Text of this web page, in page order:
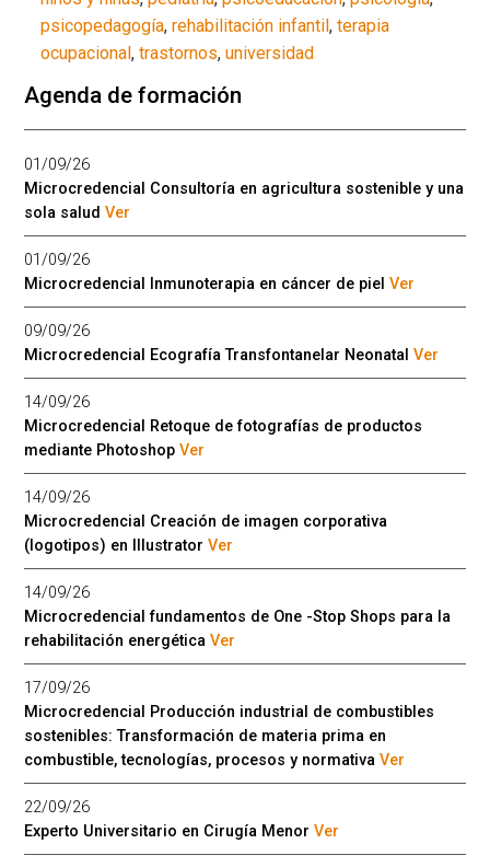
psicopedagogía,rehabilitación infantil,terapia
ocupacional,trastornos,universidad
Agenda de formación
01/09/26
Microcredencial Consultoría en agricultura sostenible y una
sola saludVer
01/09/26
Microcredencial Inmunoterapia en cáncer de pielVer
09/09/26
Microcredencial Ecografía Transfontanelar NeonatalVer
14/09/26
Microcredencial Retoque de fotografías de productos
mediante PhotoshopVer
14/09/26
Microcredencial Creación de imagen corporativa
(logotipos) en IllustratorVer
14/09/26
Microcredencial fundamentos de One -Stop Shops para la
rehabilitación energéticaVer
17/09/26
Microcredencial Producción industrial de combustibles
sostenibles: Transformación de materia prima en
combustible, tecnologías, procesos y normativaVer
22/09/26
Experto Universitario en Cirugía MenorVer